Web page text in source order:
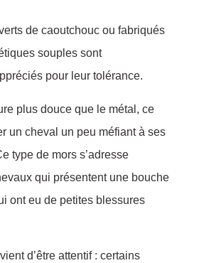
de caoutchouc ou fabriqués
souples sont
pour leur tolérance.
plus douce que le métal, ce
un cheval un peu méfiant à ses
type de mors s’adresse
qui présentent une bouche
ont eu de petites blessures
d’être attentif : certains